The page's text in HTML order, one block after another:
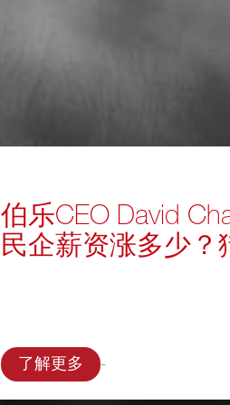
伯乐CEO David
民企薪资涨多少？
了解更多 -